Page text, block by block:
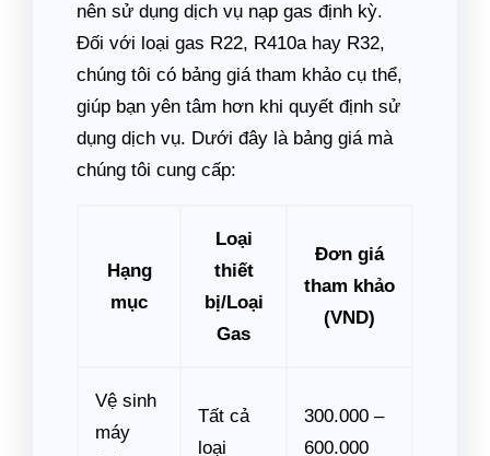
nên sử dụng dịch vụ nạp gas định kỳ.
Đối với loại gas R22, R410a hay R32,
chúng tôi có bảng giá tham khảo cụ thể,
giúp bạn yên tâm hơn khi quyết định sử
dụng dịch vụ. Dưới đây là bảng giá mà
chúng tôi cung cấp:
Hạng
mục
Loại
thiết
bị/Loại
Gas
Đơn giá
tham khảo
(VND)
Vệ sinh
máy
Tất cả
loại
300.000 –
600.000